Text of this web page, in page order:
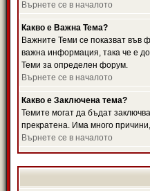
Върнете се в началото
Какво е Важна Тема?
Важните Теми се показват
важна информация, така че е
Теми за определен форум.
Върнете се в началото
Какво е Заключена тема?
Темите могат да бъдат
прекратена. Има много
Върнете се в началото